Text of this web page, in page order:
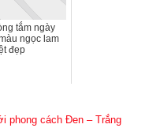
tắm ngày
ngọc lam
đẹp
phong cách Đen – Trắng